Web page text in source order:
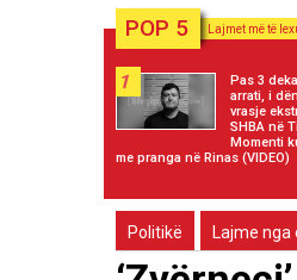
POP 5 Lajmet më të
1
Pas 3
arrati, i
vrasje
SHBA në
Momenti
me pranga në Rinas (VIDEO)
Politikë Lajme